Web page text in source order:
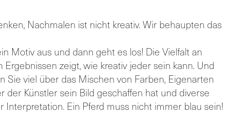
Nachmalen ist nicht kreativ. Wir behaupten das
Motiv aus und dann geht es los! Die Vielfalt an
zeigt, wie kreativ jeder sein kann. Und
Sie viel über das Mischen von Farben, Eigenarten
der Künstler sein Bild geschaffen hat und diverse
Interpretation. Ein Pferd muss nicht immer blau sein!